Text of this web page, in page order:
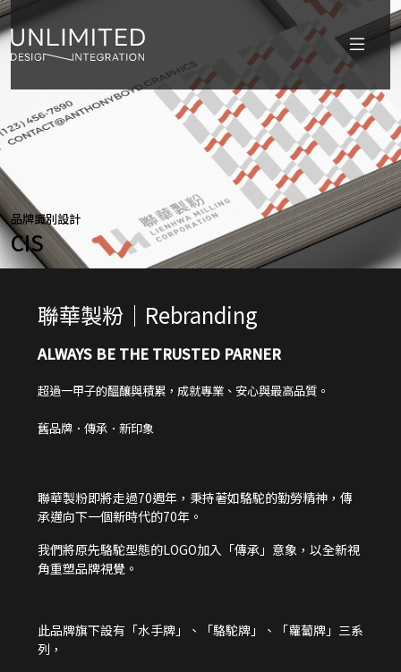
品牌識別設計
CIS
聯華製粉｜Rebranding
ALWAYS BE THE TRUSTED PARNER
超過一甲子的醞釀與積累，成就專業、安心與最高品質。
舊品牌．傳承．新印象
聯華製粉即將走過70週年，秉持著如駱駝的勤勞精神，傳
承邁向下一個新時代的70年。
我們將原先駱駝型態的LOGO加入「傳承」意象，以全新視
角重塑品牌視覺。
此品牌旗下設有「水手牌」、「駱駝牌」、「蘿蔔牌」三系
列，